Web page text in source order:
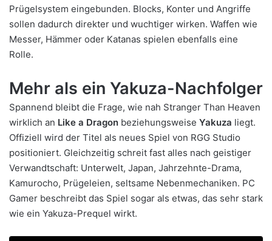
Prügelsystem eingebunden. Blocks, Konter und Angriffe
sollen dadurch direkter und wuchtiger wirken. Waffen wie
Messer, Hämmer oder Katanas spielen ebenfalls eine
Rolle.
Mehr als ein Yakuza-Nachfolger
Spannend bleibt die Frage, wie nah Stranger Than Heaven
wirklich an Like a Dragon beziehungsweise Yakuza liegt.
Offiziell wird der Titel als neues Spiel von RGG Studio
positioniert. Gleichzeitig schreit fast alles nach geistiger
Verwandtschaft: Unterwelt, Japan, Jahrzehnte-Drama,
Kamurocho, Prügeleien, seltsame Nebenmechaniken. PC
Gamer beschreibt das Spiel sogar als etwas, das sehr stark
wie ein Yakuza-Prequel wirkt.